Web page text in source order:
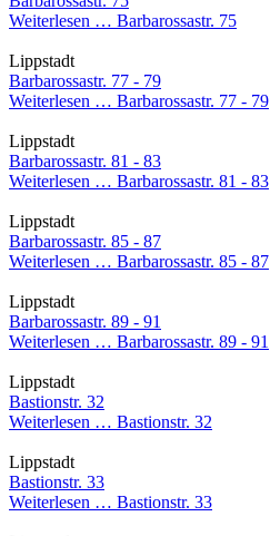
Weiterlesen … Barbarossastr. 75
Lippstadt
Barbarossastr. 77 - 79
Weiterlesen … Barbarossastr. 77 - 79
Lippstadt
Barbarossastr. 81 - 83
Weiterlesen … Barbarossastr. 81 - 83
Lippstadt
Barbarossastr. 85 - 87
Weiterlesen … Barbarossastr. 85 - 87
Lippstadt
Barbarossastr. 89 - 91
Weiterlesen … Barbarossastr. 89 - 91
Lippstadt
Bastionstr. 32
Weiterlesen … Bastionstr. 32
Lippstadt
Bastionstr. 33
Weiterlesen … Bastionstr. 33